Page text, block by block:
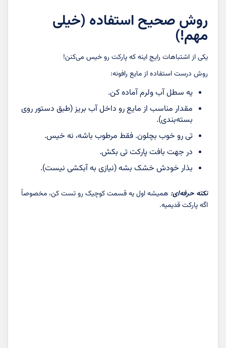
روش صحیح استفاده (خیلی
مهم!)
یکی از اشتباهات رایج اینه که پارکت رو خیس می‌کنن!
روش درست استفاده از مایع رافونه:
یه سطل آب ولرم آماده کن.
مقدار مناسب از مایع رو داخل آب بریز (طبق دستور روی
بسته‌بندی).
تی رو خوب بچلون. فقط مرطوب باشه، نه خیس.
در جهت بافت پارکت تی بکش.
بذار خودش خشک بشه (نیازی به آبکشی نیست).
نکته حرفه‌ای: همیشه اول یه قسمت کوچیک رو تست کن، مخصوصاً
اگه پارکت قدیمیه.